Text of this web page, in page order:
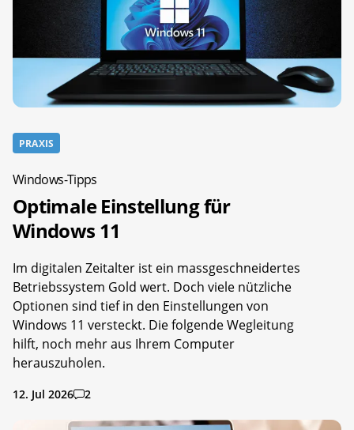
PRAXIS
Windows-Tipps
Optimale Einstellung für
Windows 11
Im digitalen Zeitalter ist ein massgeschneidertes
Betriebssystem Gold wert. Doch viele nützliche
Optionen sind tief in den Einstellungen von
Windows 11 versteckt. Die folgende Wegleitung
hilft, noch mehr aus Ihrem Computer
herauszuholen.
12. Jul 2026 2